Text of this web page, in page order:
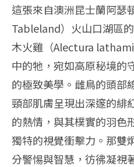
這張來自澳洲昆士蘭阿
Tableland）火山口湖區
木火雞（Alectura
中的牠，宛如高原秘境的
的極致美學。雌鳥的頭部
頸部肌膚呈現出深邃的緋
的熱情，與其樸實的羽色
獨特的視覺衝擊力。那雙
分警惕與智慧，彷彿凝視